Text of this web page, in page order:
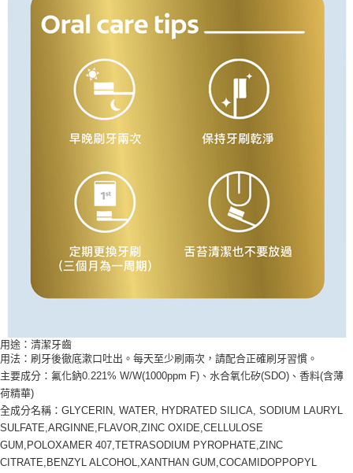
用途：清潔牙齒
用法：刷牙後徹底漱口吐出。每天至少刷兩次，請配合正確刷牙習慣。
主要成分：氟化鈉0.221% W/W(1000ppm F)、水合氧化矽(SDO)、香料(含薄
荷精華)
全成分名稱：GLYCERIN, WATER, HYDRATED SILICA, SODIUM LAURYL
SULFATE,ARGINNE,FLAVOR,ZINC OXIDE,CELLULOSE
GUM,POLOXAMER 407,TETRASODIUM PYROPHATE,ZINC
CITRATE,BENZYL ALCOHOL,XANTHAN GUM,COCAMIDOPPOPYL